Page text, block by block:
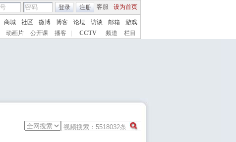
客服 设为首页
登录 注册
商城 社区 微博 博客 论坛 访谈 邮箱
游戏
动画片 公开课 播客 CCTV 频道 栏目